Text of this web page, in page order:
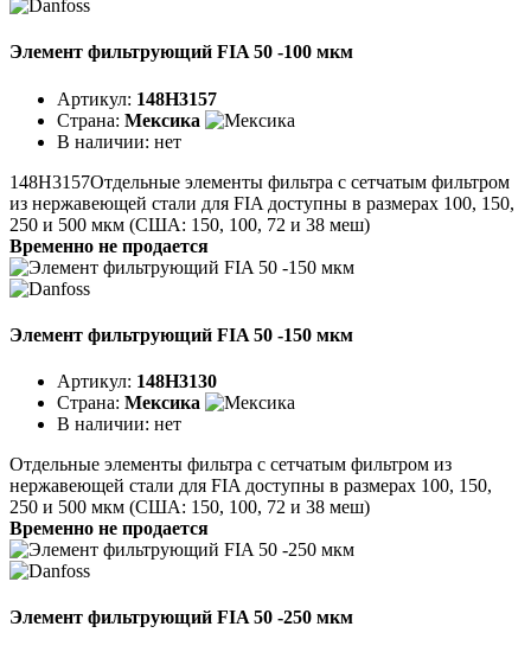
Элемент фильтрующий FIA 50 -100 мкм
Артикул: 148H3157
Страна: Мексика
В наличии: нет
148H3157Отдельные элементы фильтра с сетчатым фильтром
из нержавеющей стали для FIA доступны в размерах 100, 150,
250 и 500 мкм (США: 150, 100, 72 и 38 меш)
Временно не продается
Элемент фильтрующий FIA 50 -150 мкм
Артикул: 148H3130
Страна: Мексика
В наличии: нет
Отдельные элементы фильтра с сетчатым фильтром из
нержавеющей стали для FIA доступны в размерах 100, 150,
250 и 500 мкм (США: 150, 100, 72 и 38 меш)
Временно не продается
Элемент фильтрующий FIA 50 -250 мкм